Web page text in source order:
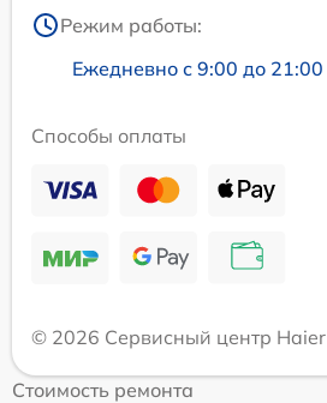
Режим работы:
Ежедневно с 9:00 до 21:00
Способы оплаты
© 2026 Сервисный центр Haier
Стоимость ремонта